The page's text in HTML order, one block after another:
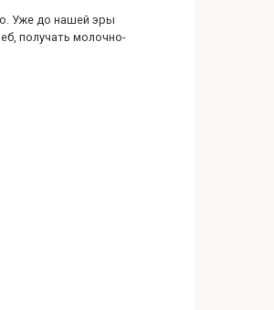
Уже до нашей эры
получать молочно-